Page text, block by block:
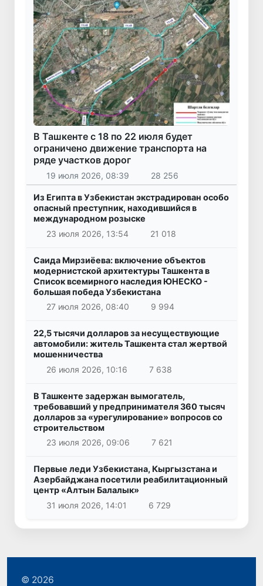
В Ташкенте с 18 по 22 июля будет
ограничено движение транспорта на
ряде участков дорог
19 июля 2026, 08:39 28 256
Из Египта в Узбекистан экстрадирован особо
опасный преступник, находившийся в
международном розыске
23 июля 2026, 13:54
21 018
Саида Мирзиёева: включение объектов
модернистской архитектуры Ташкента в
Список всемирного наследия ЮНЕСКО -
большая победа Узбекистана
27 июля 2026, 08:40
9 994
22,5 тысячи долларов за несуществующие
автомобили: житель Ташкента стал жертвой
мошенничества
26 июля 2026, 10:16
7 638
В Ташкенте задержан вымогатель,
требовавший у предпринимателя 360 тысяч
долларов за «урегулирование» вопросов со
строительством
23 июля 2026, 09:06
7 621
Первые леди Узбекистана, Кыргызстана и
Азербайджана посетили реабилитационный
центр «Алтын Балалык»
31 июля 2026, 14:01
6 729
© 2026